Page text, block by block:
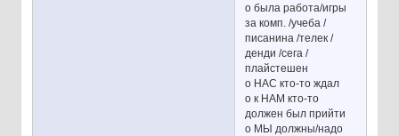
o была работа/игры
за комп. /учеба /
писанина /телек /
денди /сега /
плайстешен
o НАС кто-то ждал
o к НАМ кто-то
должен был прийти
o МЫ должны/надо